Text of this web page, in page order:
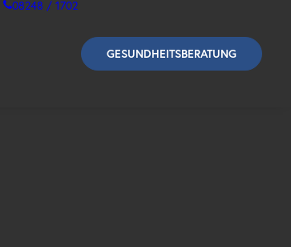
08248 / 1702
GESUNDHEITSBERATUNG